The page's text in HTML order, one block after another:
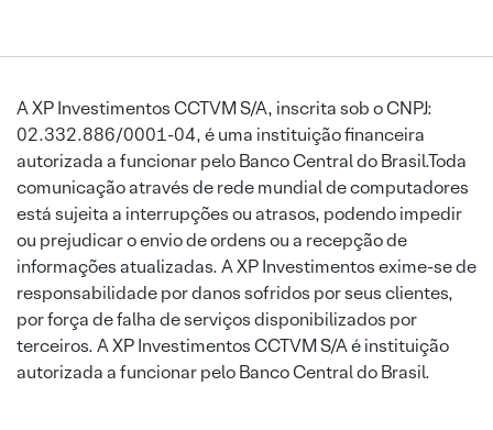
A XP Investimentos CCTVM S/A, inscrita sob o CNPJ:
02.332.886/0001-04, é uma instituição financeira
autorizada a funcionar pelo Banco Central do Brasil.Toda
comunicação através de rede mundial de computadores
está sujeita a interrupções ou atrasos, podendo impedir
ou prejudicar o envio de ordens ou a recepção de
informações atualizadas. A XP Investimentos exime-se de
responsabilidade por danos sofridos por seus clientes,
por força de falha de serviços disponibilizados por
terceiros. A XP Investimentos CCTVM S/A é instituição
autorizada a funcionar pelo Banco Central do Brasil.